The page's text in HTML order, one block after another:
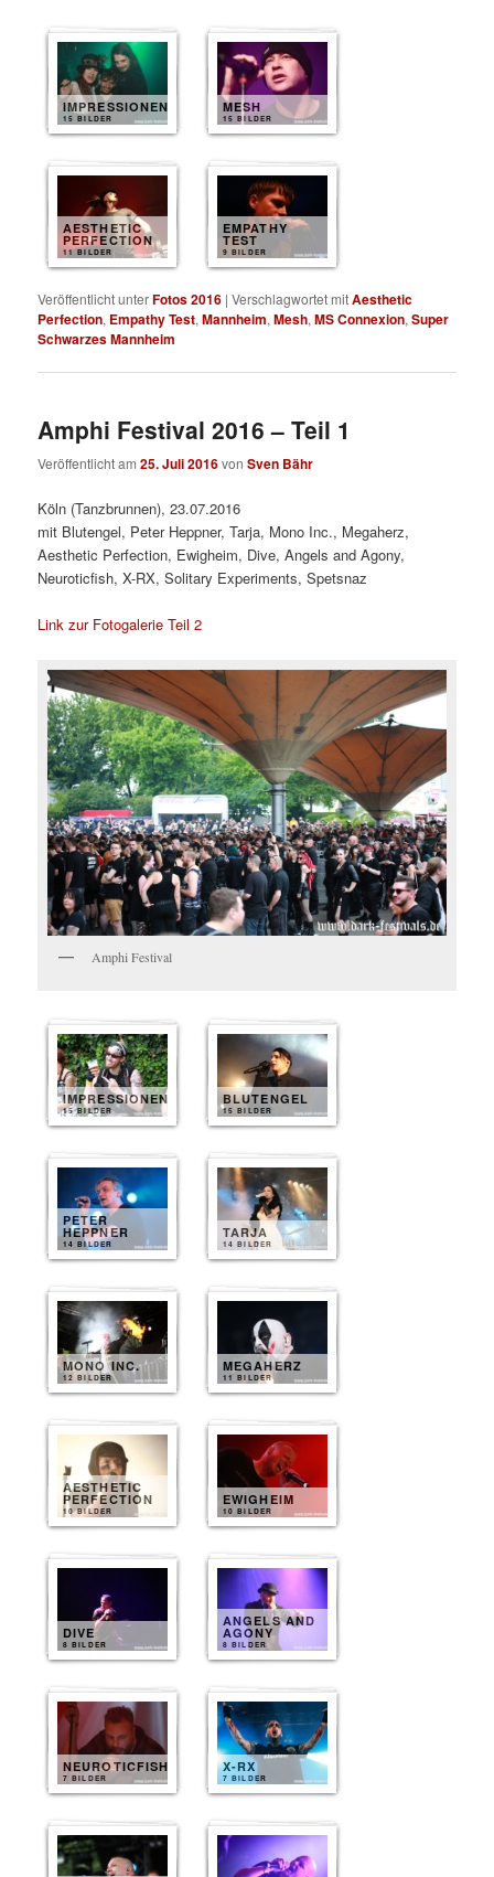
IMPRESSIONEN
15 BILDER
MESH
15 BILDER
AESTHETIC
PERFECTION
11 BILDER
EMPATHY
TEST
9 BILDER
Veröffentlicht unterFotos 2016 |Verschlagwortet mitAesthetic
Perfection, Empathy Test,Mannheim,Mesh,MS Connexion,Super
Schwarzes Mannheim
Amphi Festival 2016 – Teil 1
Veröffentlicht am25. Juli 2016vonSven Bähr
Köln (Tanzbrunnen), 23.07.2016
mit Blutengel, Peter Heppner, Tarja, Mono Inc., Megaherz,
Aesthetic Perfection, Ewigheim, Dive, Angels and Agony,
Neuroticfish, X-RX, Solitary Experiments, Spetsnaz
Link zur Fotogalerie Teil 2
Amphi Festival
IMPRESSIONEN
15 BILDER
BLUTENGEL
15 BILDER
PETER
HEPPNER
14 BILDER
TARJA
14 BILDER
MONO INC.
12 BILDER
MEGAHERZ
11 BILDER
AESTHETIC
PERFECTION
10 BILDER
EWIGHEIM
10 BILDER
DIVE
8 BILDER
ANGELS AND
AGONY
8 BILDER
NEUROTICFISH
7 BILDER
X-RX
7 BILDER